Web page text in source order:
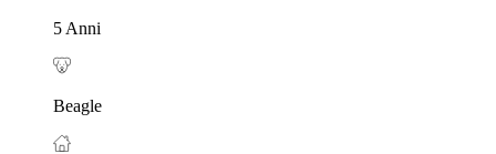
5 Anni
Beagle